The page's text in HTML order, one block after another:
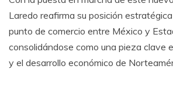
Laredo reafirma su posición
punto de comercio entre México y
consolidándose como una pieza clave
y el desarrollo económico de